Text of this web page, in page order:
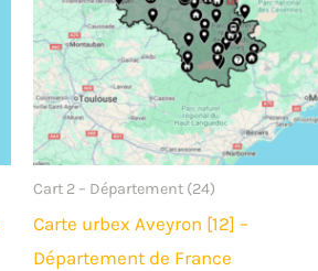
Cart 2 – Département (24)
Carte urbex Aveyron [12] –
Département de France